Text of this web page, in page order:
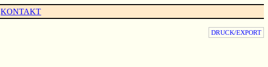
KONTAKT
DRUCK/EXPORT